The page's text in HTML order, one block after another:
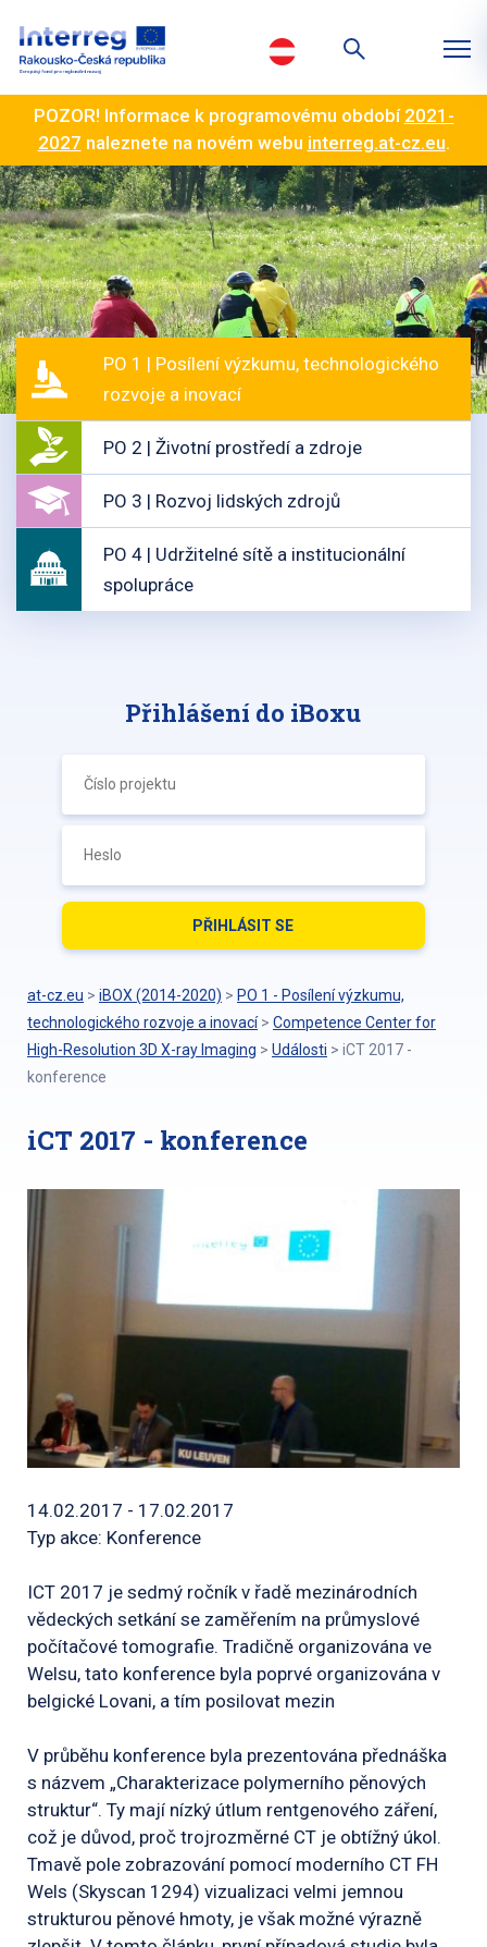
POZOR! Informace k programovému období 2021-
2027 naleznete na novém webu interreg.at-cz.eu.
PO 1 | Posílení výzkumu, technologického
rozvoje a inovací
PO 2 | Životní prostředí a zdroje
PO 3 | Rozvoj lidských zdrojů
PO 4 | Udržitelné sítě a institucionální
spolupráce
Přihlášení do iBoxu
at-cz.eu > iBOX (2014-2020) > PO 1 - Posílení výzkumu,
technologického rozvoje a inovací > Competence Center for
High-Resolution 3D X-ray Imaging > Události > iCT 2017 -
konference
iCT 2017 - konference
14.02.2017 - 17.02.2017
Typ akce: Konference
ICT 2017 je sedmý ročník v řadě mezinárodních
vědeckých setkání se zaměřením na průmyslové
počítačové tomografie. Tradičně organizována ve
Welsu, tato konference byla poprvé organizována v
belgické Lovani, a tím posilovat mezin
V průběhu konference byla prezentována přednáška
s názvem „Charakterizace polymerního pěnových
struktur“. Ty mají nízký útlum rentgenového záření,
což je důvod, proč trojrozměrné CT je obtížný úkol.
Tmavě pole zobrazování pomocí moderního CT FH
Wels (Skyscan 1294) vizualizaci velmi jemnou
strukturou pěnové hmoty, je však možné výrazně